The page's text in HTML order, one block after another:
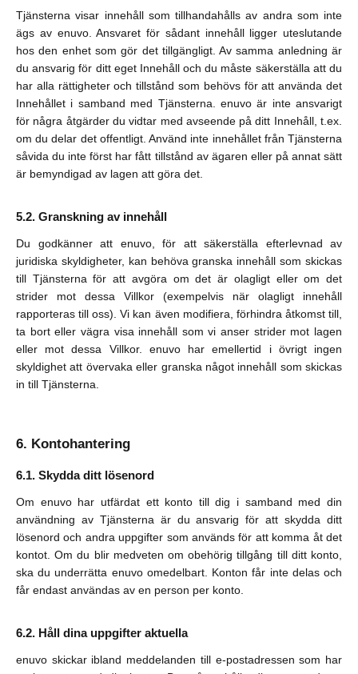
Tjänsterna visar innehåll som tillhandahålls av andra som inte
ägs av enuvo. Ansvaret för sådant innehåll ligger uteslutande
hos den enhet som gör det tillgängligt. Av samma anledning är
du ansvarig för ditt eget Innehåll och du måste säkerställa att du
har alla rättigheter och tillstånd som behövs för att använda det
Innehållet i samband med Tjänsterna. enuvo är inte ansvarigt
för några åtgärder du vidtar med avseende på ditt Innehåll, t.ex.
om du delar det offentligt. Använd inte innehållet från Tjänsterna
såvida du inte först har fått tillstånd av ägaren eller på annat sätt
är bemyndigad av lagen att göra det.
Granskning av innehåll
Du godkänner att enuvo, för att säkerställa efterlevnad av
juridiska skyldigheter, kan behöva granska innehåll som skickas
till Tjänsterna för att avgöra om det är olagligt eller om det
strider mot dessa Villkor (exempelvis när olagligt innehåll
rapporteras till oss). Vi kan även modifiera, förhindra åtkomst till,
ta bort eller vägra visa innehåll som vi anser strider mot lagen
eller mot dessa Villkor. enuvo har emellertid i övrigt ingen
skyldighet att övervaka eller granska något innehåll som skickas
in till Tjänsterna.
Kontohantering
Skydda ditt lösenord
Om enuvo har utfärdat ett konto till dig i samband med din
användning av Tjänsterna är du ansvarig för att skydda ditt
lösenord och andra uppgifter som används för att komma åt det
kontot. Om du blir medveten om obehörig tillgång till ditt konto,
ska du underrätta enuvo omedelbart. Konton får inte delas och
får endast användas av en person per konto.
Håll dina uppgifter aktuella
enuvo skickar ibland meddelanden till e-postadressen som har